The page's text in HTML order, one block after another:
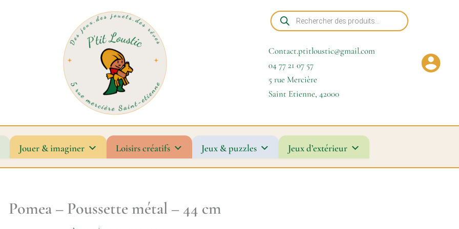
Recherche
de
produits
Contact.ptitloustic@gmail.com
04 77 21 07 57
5 rue Mercière
Saint Etienne, 42000
Jouer & imaginer Loisirs créatifs Jeux & puzzles Jeux d’extérieur
Pomea – Poussette métal – 44 cm